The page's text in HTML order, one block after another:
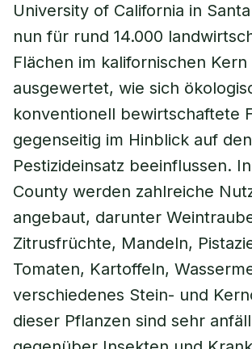
University of California in
nun für rund 14.000
Flächen im kalifornischen
ausgewertet, wie sich
konventionell bewirtschaftete
gegenseitig im Hinblick auf den
Pestizideinsatz beeinflussen.
County werden zahlreiche
angebaut, darunter
Zitrusfrüchte, Mandeln,
Tomaten, Kartoffeln,
verschiedenes Stein- und
dieser Pflanzen sind sehr